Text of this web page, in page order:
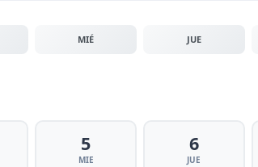
MIÉ JUE
5
MIE
6
JUE